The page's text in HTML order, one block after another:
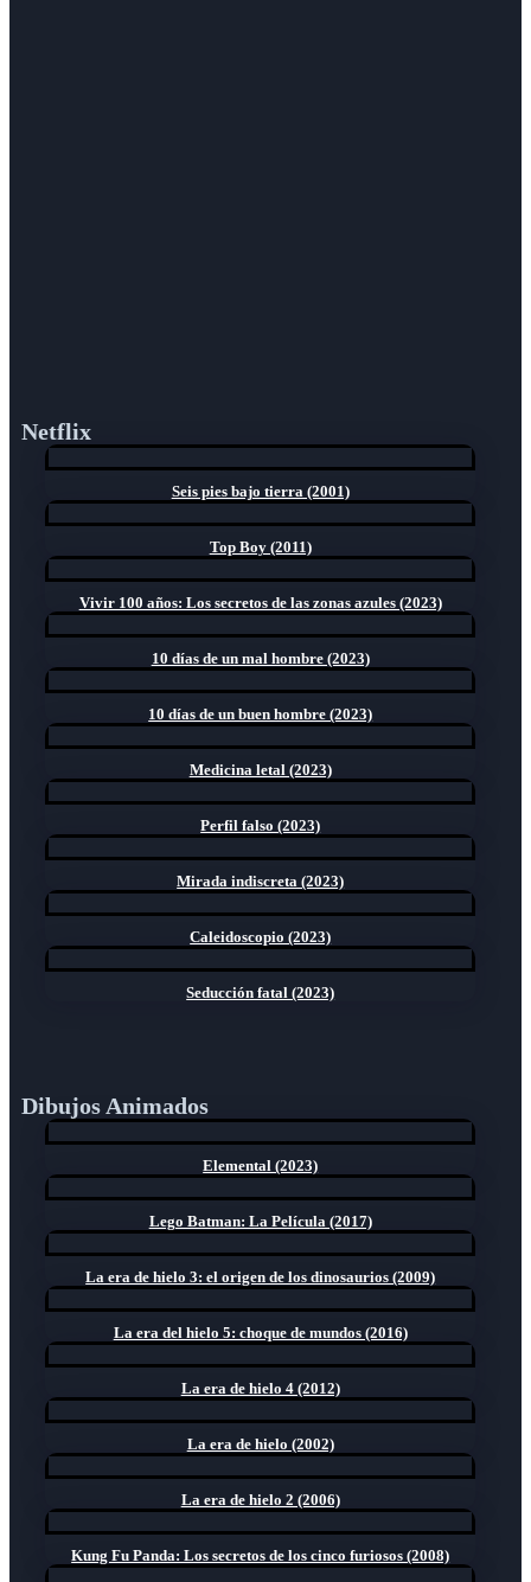
Netflix
Seis pies bajo tierra (2001)
Top Boy (2011)
Vivir 100 años: Los secretos de las zonas azules (2023)
10 días de un mal hombre (2023)
10 días de un buen hombre (2023)
Medicina letal (2023)
Perfil falso (2023)
Mirada indiscreta (2023)
Caleidoscopio (2023)
Seducción fatal (2023)
Dibujos Animados
Elemental (2023)
Lego Batman: La Película (2017)
La era de hielo 3: el origen de los dinosaurios (2009)
La era del hielo 5: choque de mundos (2016)
La era de hielo 4 (2012)
La era de hielo (2002)
La era de hielo 2 (2006)
Kung Fu Panda: Los secretos de los cinco furiosos (2008)